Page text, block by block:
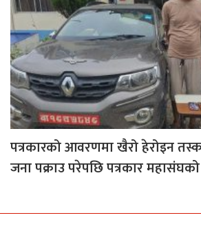
पत्रकारको आवरणमा खैरो हेरोइन
जना पक्राउ परेपछि पत्रकार